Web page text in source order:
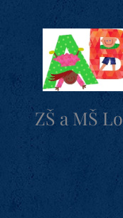
ZŠ a MŠ